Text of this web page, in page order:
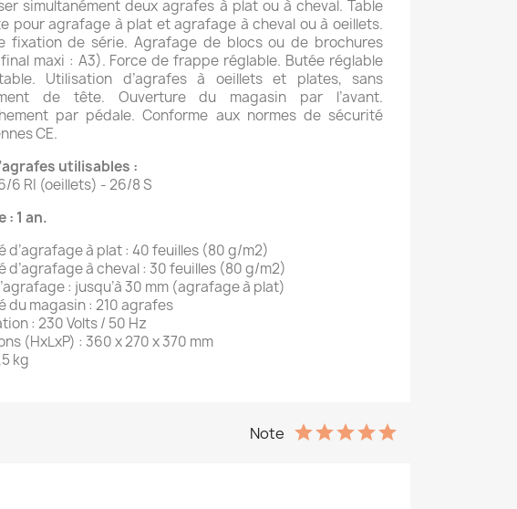
simultanément deux agrafes à plat ou à cheval. Table
pour agrafage à plat et agrafage à cheval ou à oeillets.
fixation de série. Agrafage de blocs ou de brochures
maxi : A3). Force de frappe réglable. Butée réglable
Utilisation d’agrafes à oeillets et plates, sans
de tête. Ouverture du magasin par l’avant.
par pédale. Conforme aux normes de sécurité
CE.
utilisables :
6 RI (oeillets) - 26/8 S
: 1 an.
d’agrafage à plat : 40 feuilles (80 g/m2)
d’agrafage à cheval : 30 feuilles (80 g/m2)
: jusqu’à 30 mm (agrafage à plat)
du magasin : 210 agrafes
: 230 Volts / 50 Hz
(HxLxP) : 360 x 270 x 370 mm
kg
Note